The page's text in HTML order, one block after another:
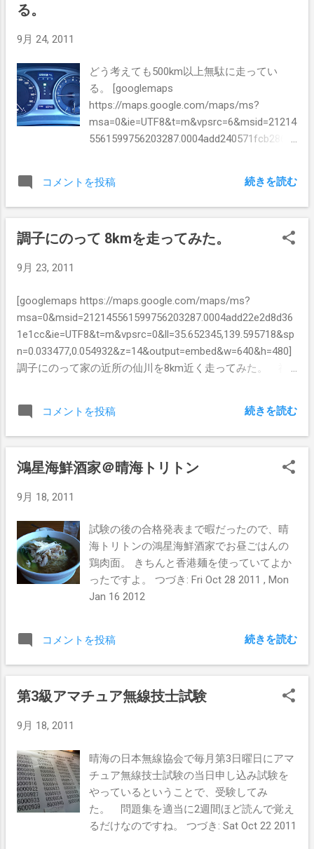
る。
9月 24, 2011
どう考えても500km以上無駄に走ってい
る。 [googlemaps
https://maps.google.com/maps/ms?
msa=0&ie=UTF8&t=m&vpsrc=6&msid=21214
5561599756203287.0004add240571fcb2865
八王子ラーメン「みんみん」を食べてから
青梅→松井田妙義へ。 碓氷峠の弓道を楽
と国道18号を長野方面に走行。 更埴ICか
央道で帰ってきた。 この往復ドライブでガ
ソリン代が１万円ぐらいかかって、全部で
1,000km以上走ったねｗ
コメントを投稿 続きを読む
調子にのって 8kmを走ってみた。
9月 23, 2011
[googlemaps https://maps.google.com/maps/ms?
msa=0&msid=212145561599756203287.0004add22e2d8d36
1e1cc&ie=UTF8&t=m&vpsrc=0&ll=35.652345,139.595718&sp
n=0.033477,0.054932&z=14&output=embed&w=640&h=480]
調子にのって家の近所の仙川を8km近く走ってみた。 祖
っているので、その辺の10kmマラソンには参加できそうで
すね。 調子にのって走ったせいか、右足が痛いですｗ 喫煙
してから3kmは余裕→5kmも思った以上にイケる→8kmも呼
コメントを投稿 続きを読む
鴻星海鮮酒家＠晴海トリトン
9月 18, 2011
試験の後の合格発表まで暇だったので、晴
海トリトンの鴻星海鮮酒家でお昼ごはんの
鶏肉面。 きちんと香港麺を使っていてよか
ったですよ。 つづき: Fri Oct 28 2011 , Mon
Jan 16 2012
コメントを投稿 続きを読む
第3級アマチュア無線技士試験
9月 18, 2011
晴海の日本無線協会で毎月第3日曜日にアマ
チュア無線技士試験の当日申し込み試験を
やっているということで、受験してみ
た。 問題集を適当に2週間ほど読んで覚え
るだけなのですね。 つづき: Sat Oct 22 2011